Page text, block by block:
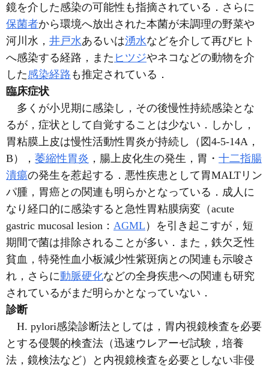
鏡を介した感染の可能性も指摘されている．さらに
保菌者から環境へ放出された本菌が未調理の野菜や
河川水， 井戸水あるいは湧水などを介して再びヒト
へ感染する経路，また ヒツジやネコなどの動物を介
した感染経路 も推定されている．
臨床症状
多くが小児期に感染し，その後慢性持続感染とな
るが，症状として自覚することは少ない．しかし，
胃粘膜上皮は慢性活動性胃炎が持続し（図4-5-14A，
B）， 萎縮性胃炎 ，腸上皮化生の発生，胃・ 十二指腸
潰瘍の発生を惹起する．悪性疾患として胃MALTリン
パ腫，胃癌との関連も明らかとなっている．成人に
なり経口的に感染すると急性胃粘膜病変（acute
gastric mucosal lesion： AGML ）を引き起こすが，短
期間で菌は排除されることが多い．また，鉄欠乏性
貧血，特発性血小板減少性紫斑病との関連も示唆さ
れ，さらに動脈硬化などの全身疾患への関連も研究
されているがまだ明らかとなっていない．
診断
H. pylori感染診断法としては，胃内視鏡検査を必要
とする侵襲的検査法（迅速ウレアーゼ試験，培養
法，鏡検法など）と内視鏡検査を必要としない非侵